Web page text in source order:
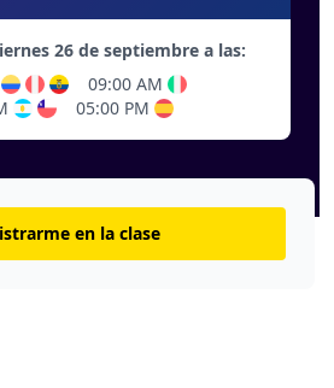
26 de septiembre a las:
09:00 AM
05:00 PM
en la clase